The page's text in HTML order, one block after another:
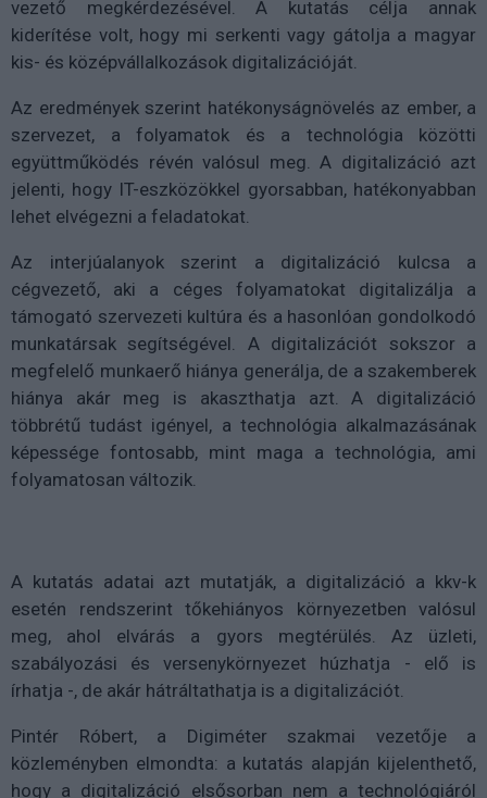
vezető megkérdezésével. A kutatás célja annak
kiderítése volt, hogy mi serkenti vagy gátolja a magyar
kis- és középvállalkozások digitalizációját.
Az eredmények szerint hatékonyságnövelés az ember, a
szervezet, a folyamatok és a technológia közötti
együttműködés révén valósul meg. A digitalizáció azt
jelenti, hogy IT-eszközökkel gyorsabban, hatékonyabban
lehet elvégezni a feladatokat.
Az interjúalanyok szerint a digitalizáció kulcsa a
cégvezető, aki a céges folyamatokat digitalizálja a
támogató szervezeti kultúra és a hasonlóan gondolkodó
munkatársak segítségével. A digitalizációt sokszor a
megfelelő munkaerő hiánya generálja, de a szakemberek
hiánya akár meg is akaszthatja azt. A digitalizáció
többrétű tudást igényel, a technológia alkalmazásának
képessége fontosabb, mint maga a technológia, ami
folyamatosan változik.
A kutatás adatai azt mutatják, a digitalizáció a kkv-k
esetén rendszerint tőkehiányos környezetben valósul
meg, ahol elvárás a gyors megtérülés. Az üzleti,
szabályozási és versenykörnyezet húzhatja - elő is
írhatja -, de akár hátráltathatja is a digitalizációt.
Pintér Róbert, a Digiméter szakmai vezetője a
közleményben elmondta: a kutatás alapján kijelenthető,
hogy a digitalizáció elsősorban nem a technológiáról